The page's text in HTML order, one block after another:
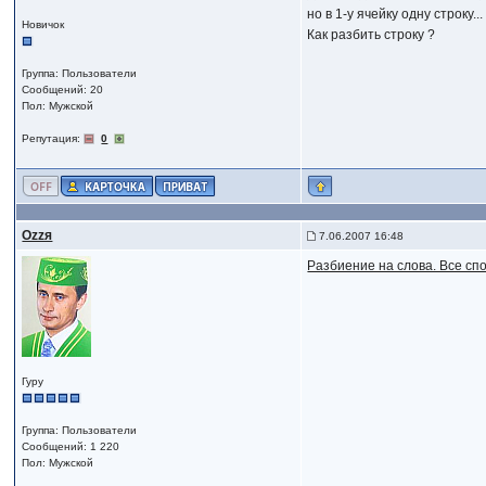
Новичок
Группа: Пользователи
Сообщений: 20
Пол: Мужской
Репутация: 0
но в 1-у ячейку одну строку...
Как разбить строку ?
Ozzя 7.06.2007 16:48
Гуру
Группа: Пользователи
Сообщений: 1 220
Пол: Мужской
Разбиение на слова. Все